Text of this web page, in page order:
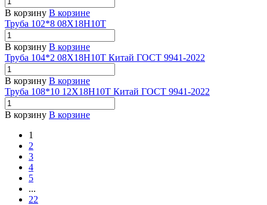
В корзину В корзине
Труба 102*8 08Х18Н10Т
В корзину В корзине
Труба 104*2 08Х18Н10Т Китай ГОСТ 9941-2022
В корзину В корзине
Труба 108*10 12Х18Н10Т Китай ГОСТ 9941-2022
В корзину В корзине
1
2
3
4
5
...
22